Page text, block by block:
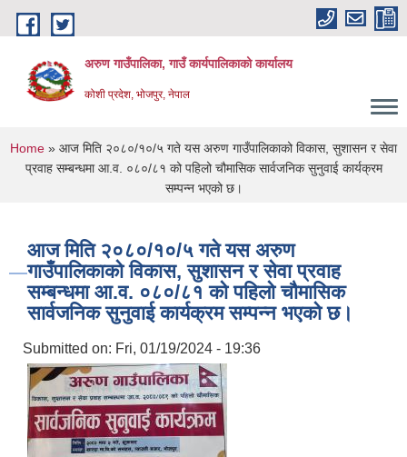
Skip to main content
अरुण गाउँपालिका, गाउँ कार्यपालिकाको कार्यालय
कोशी प्रदेश, भोजपुर, नेपाल
You are here
Home » आज मिति २०८०/१०/५ गते यस अरुण गाउँपालिकाको विकास, सुशासन र सेवा
प्रवाह सम्बन्धमा आ.व. ०८०/८१ को पहिलो चौमासिक सार्वजनिक सुनुवाई कार्यक्रम
सम्पन्न भएको छ।
आज मिति २०८०/१०/५ गते यस अरुण
गाउँपालिकाको विकास, सुशासन र सेवा प्रवाह
सम्बन्धमा आ.व. ०८०/८१ को पहिलो चौमासिक
सार्वजनिक सुनुवाई कार्यक्रम सम्पन्न भएको छ।
Submitted on: Fri, 01/19/2024 - 19:36